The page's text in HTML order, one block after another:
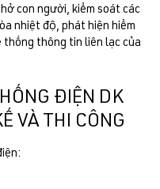
con người, kiểm soát các
nhiệt độ, phát hiện hiểm
thống thông tin liên lạc của
ĐIỆN DK
VÀ THI CÔNG